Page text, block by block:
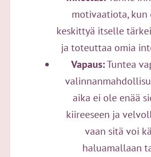
motivaatiota, kun
keskittyä itselle
ja toteuttaa omia
Vapaus:Tuntea
aika ei ole enää
kiireeseen ja
vaan sitä voi
haluamallaan